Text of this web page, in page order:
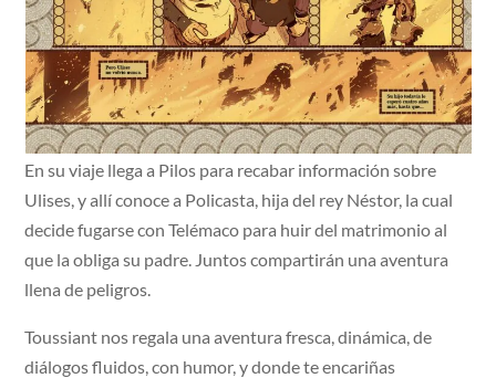
En su viaje llega a Pilos para recabar información sobre
Ulises, y allí conoce a Policasta, hija del rey Néstor, la cual
decide fugarse con Telémaco para huir del matrimonio al
que la obliga su padre. Juntos compartirán una aventura
llena de peligros.
Toussiant nos regala una aventura fresca, dinámica, de
diálogos fluidos, con humor, y donde te encariñas